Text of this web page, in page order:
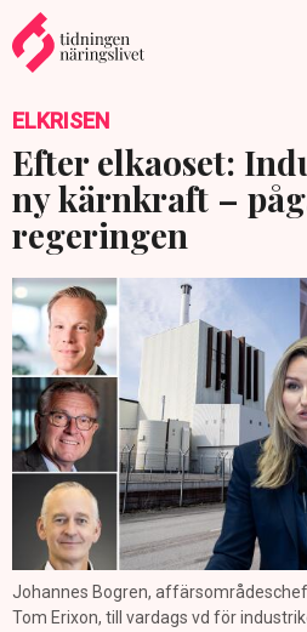
ELKRISEN
Efter elkaoset:
ny kärnkraft –
regeringen
Johannes Bogren,
Tom Erixon, till vardags vd för